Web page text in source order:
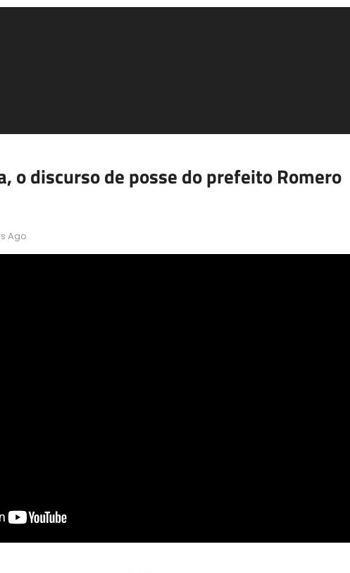
o discurso de posse do prefeito Romero
Ago